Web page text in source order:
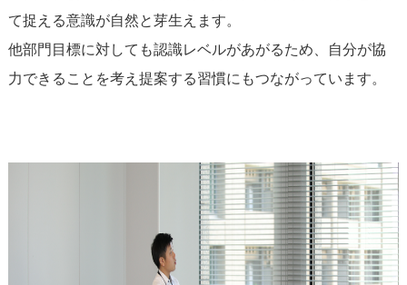
て捉える意識が自然と芽生えます。
他部門目標に対しても認識レベルがあがるため、自分が協
力できることを考え提案する習慣にもつながっています。